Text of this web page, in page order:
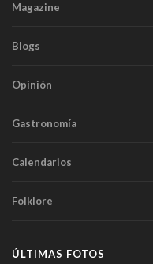
Magazine
Blogs
Opinión
Gastronomía
Calendarios
Folklore
ÚLTIMAS FOTOS